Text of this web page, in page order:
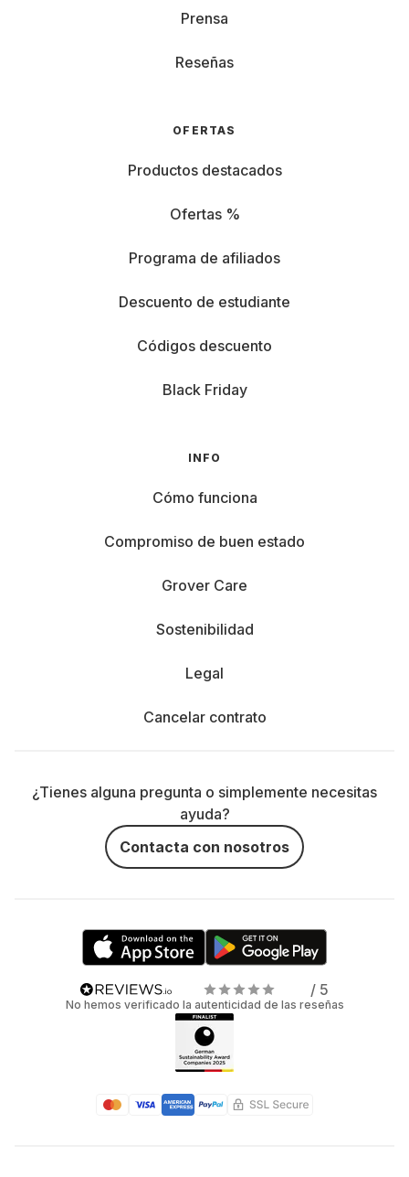
Prensa
Reseñas
OFERTAS
Productos destacados
Ofertas %
Programa de afiliados
Descuento de estudiante
Códigos descuento
Black Friday
INFO
Cómo funciona
Compromiso de buen estado
Grover Care
Sostenibilidad
Legal
Cancelar contrato
¿Tienes alguna pregunta o simplemente necesitas
ayuda?
Contacta con nosotros
/ 5
No hemos verificado la autenticidad de las reseñas